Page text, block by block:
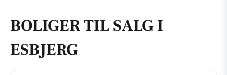
BOLIGER TIL SALG I
ESBJERG